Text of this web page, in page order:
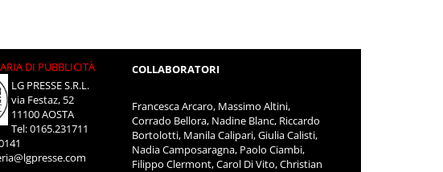
DI PUBBLICITÀ
LG PRESSE S.R.L.
via Festaz, 52
11100 AOSTA
Tel: 0165.231711
COLLABORATORI
Francesca Arcaro, Massimo Altini,
Corrado Bellora, Nadine Blanc, Riccardo
Bortolotti, Manila Calipari, Giulia Calisti,
Nadia Camposaragna, Paolo Ciambi,
Filippo Clermont, Carol Di Vito, Christian